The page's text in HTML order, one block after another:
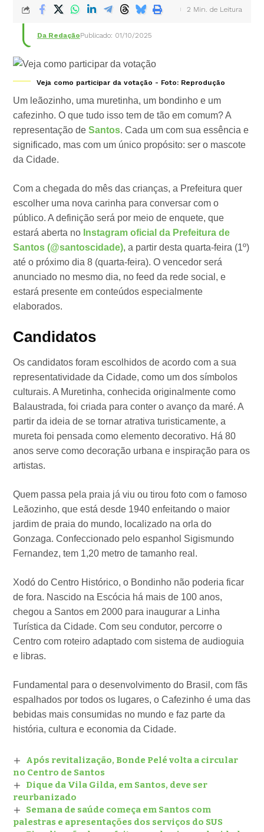
Da RedaçãoPublicado: 01/10/2025
2 Min. de Leitura
Veja como participar da votação - Foto: Reprodução
Um leãozinho, uma muretinha, um bondinho e um
cafezinho. O que tudo isso tem de tão em comum? A
representação deSantos. Cada um com sua essência e
significado, mas com um único propósito: ser o mascote
da Cidade.
Com a chegada do mês das crianças, a Prefeitura quer
escolher uma nova carinha para conversar com o
público. A definição será por meio de enquete, que
estará aberta no Instagram oficial da Prefeitura de
Santos (@santoscidade), a partir desta quarta-feira (1º)
até o próximo dia 8 (quarta-feira). O vencedor será
anunciado no mesmo dia, no feed da rede social, e
estará presente em conteúdos especialmente
elaborados.
Candidatos
Os candidatos foram escolhidos de acordo com a sua
representatividade da Cidade, como um dos símbolos
culturais. A Muretinha, conhecida originalmente como
Balaustrada, foi criada para conter o avanço da maré. A
partir da ideia de se tornar atrativa turisticamente, a
mureta foi pensada como elemento decorativo. Há 80
anos serve como decoração urbana e inspiração para os
artistas.
Quem passa pela praia já viu ou tirou foto com o famoso
Leãozinho, que está desde 1940 enfeitando o maior
jardim de praia do mundo, localizado na orla do
Gonzaga. Confeccionado pelo espanhol Sigismundo
Fernandez, tem 1,20 metro de tamanho real.
Xodó do Centro Histórico, o Bondinho não poderia ficar
de fora. Nascido na Escócia há mais de 100 anos,
chegou a Santos em 2000 para inaugurar a Linha
Turística da Cidade. Com seu condutor, percorre o
Centro com roteiro adaptado com sistema de audioguia
e libras.
Fundamental para o desenvolvimento do Brasil, com fãs
espalhados por todos os lugares, o Cafezinho é uma das
bebidas mais consumidas no mundo e faz parte da
história, cultura e economia da Cidade.
Após revitalização, Bonde Pelé volta a circular
no Centro de Santos
Dique da Vila Gilda, em Santos, deve ser
reurbanizado
Semana de saúde começa em Santos com
palestras e apresentações dos serviços do SUS